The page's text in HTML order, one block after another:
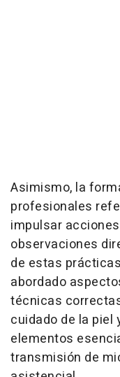
Asimismo, la
profesionales
impulsar
observaciones
de estas
abordado
técnicas
cuidado de la piel
elementos
transmisión de